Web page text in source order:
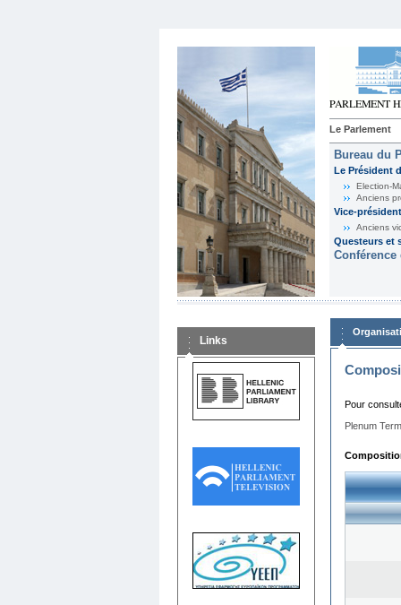
Le Parlement
Bureau du
Le Président
Election-
Anciens
Vice-
Anciens
Questeurs et
Links
Pour
Plenum